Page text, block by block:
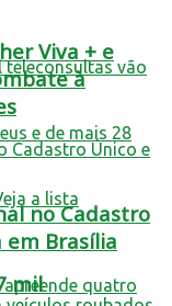
mil
Viva + e
à
no Cadastro
Brasília